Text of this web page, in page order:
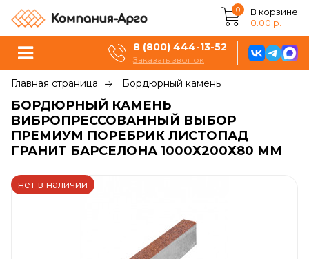
0
В корзине
0.00 р.
8 (800) 444-13-52
Заказать звонок
Главная страница Бордюрный камень
БОРДЮРНЫЙ КАМЕНЬ
ВИБРОПРЕССОВАННЫЙ ВЫБОР
ПРЕМИУМ ПОРЕБРИК ЛИСТОПАД
ГРАНИТ БАРСЕЛОНА 1000Х200Х80 ММ
нет в наличии